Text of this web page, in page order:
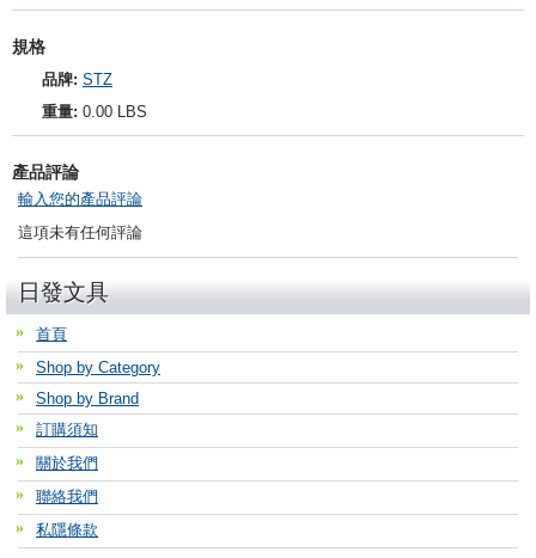
規格
品牌: STZ
重量: 0.00 LBS
產品評論
輸入您的產品評論
這項未有任何評論
日發文具
首頁
Shop by Category
Shop by Brand
訂購須知
關於我們
聯絡我們
私隱條款